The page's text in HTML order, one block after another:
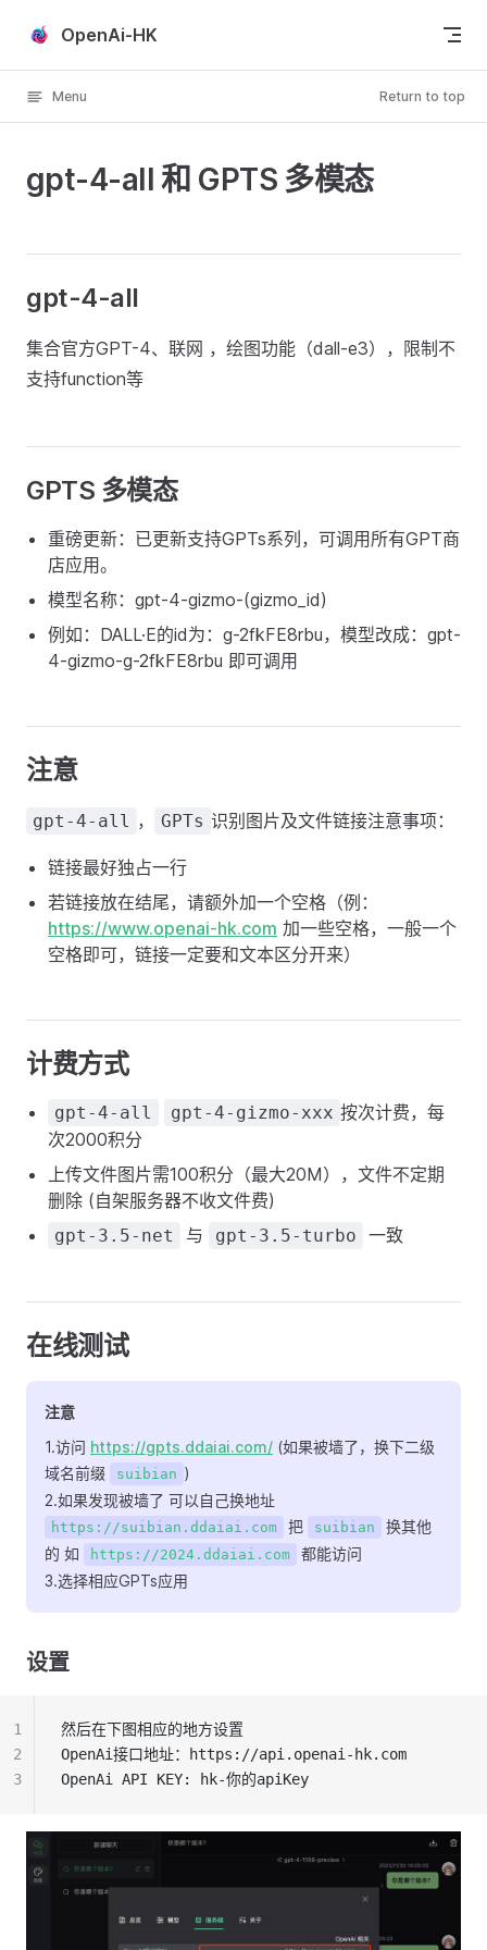
Skip to content
OpenAi-HK
Menu Return to top
gpt-4-all 和 GPTS 多模态
gpt-4-all
集合官方GPT-4、联网 ，绘图功能（dall-e3），限制不
支持function等
GPTS 多模态
重磅更新：已更新支持GPTs系列，可调用所有GPT商
店应用。
模型名称：gpt-4-gizmo-(gizmo_id)
例如：DALL·E的id为：g-2fkFE8rbu，模型改成：gpt-
4-gizmo-g-2fkFE8rbu 即可调用
注意
gpt-4-all ， GPTs 识别图片及文件链接注意事项：
链接最好独占一行
若链接放在结尾，请额外加一个空格（例：
https://www.openai-hk.com 加一些空格，一般一个
空格即可，链接一定要和文本区分开来）
计费方式
gpt-4-all gpt-4-gizmo-xxx 按次计费，每
次2000积分
上传文件图片需100积分（最大20M），文件不定期
删除 (自架服务器不收文件费)
gpt-3.5-net 与 gpt-3.5-turbo 一致
在线测试
注意
1.访问 https://gpts.ddaiai.com/ (如果被墙了，换下二级
域名前缀
suibian )
2.如果发现被墙了 可以自己换地址
https://suibian.ddaiai.com 把 suibian
换其他
的 如
https://2024.ddaiai.com
都能访问
3.选择相应GPTs应用
设置
然后在下图相应的地方设置
OpenAi接口地址：https://api.openai-hk.com
OpenAi API KEY: hk-你的apiKey
1
2
3